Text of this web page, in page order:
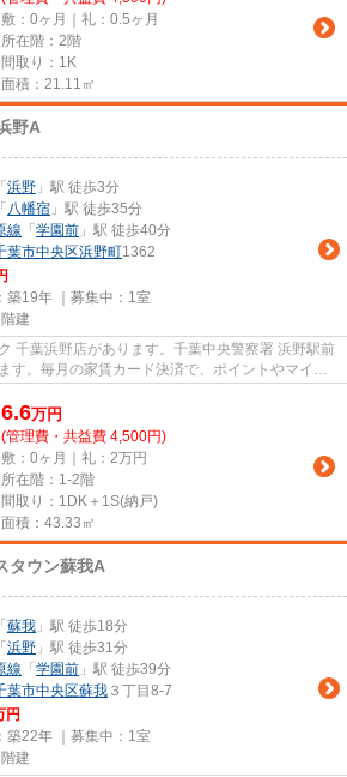
敷：0ヶ月｜礼：0.5ヶ月
所在階：2階
間取り：1K
面積：21.11㎡
野A
「 浜野 」駅 徒歩3分
「 八幡宿 」駅 徒歩35分
線 「 学園前 」駅 徒歩40分
葉市中央区浜野町1362
築19年 ｜募集中： 1室
建
千葉浜野店があります。千葉中央警察署 浜野駅前
す。毎月の家賃カード決済で、ポイントやマイル
...
6.6万円
(管理費・共益費 4,500円)
敷：0ヶ月｜礼：2万円
所在階：1-2階
間取り：1DK＋1S(納戸)
面積：43.33㎡
タウン蘇我A
「 蘇我 」駅 徒歩18分
「 浜野 」駅 徒歩31分
線 「 学園前 」駅 徒歩39分
葉市中央区蘇我 ３丁目8-7
円
築22年 ｜募集中： 1室
建